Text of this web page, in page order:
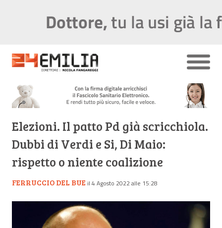
Elezioni. Il patto Pd già scricchiola.
Dubbi di Verdi e Si, Di Maio:
rispetto o niente coalizione
FERRUCCIO DEL BUE il 4 Agosto 2022 alle 15:28